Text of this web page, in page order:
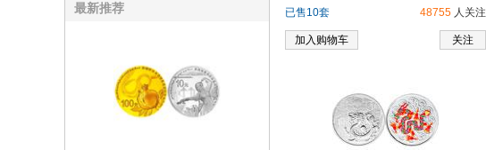
最新推荐 48755 人关注
已售10套
关注
加入购物车